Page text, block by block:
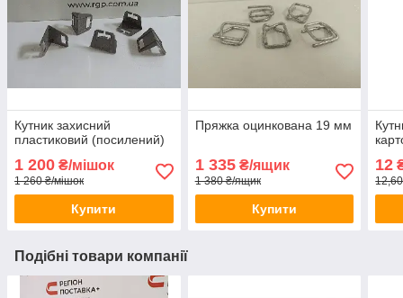
Кутник захисний
пластиковий (посилений)
1 200 ₴/мішок
1 260 ₴/мішок
Купити
Пряжка оцинкована 19 мм
1 335₴/ящик
1 380 ₴/ящик
Купити
12
Подібні товари компанії